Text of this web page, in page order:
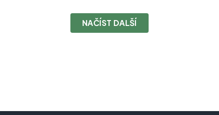
NAČÍST DALŠÍ